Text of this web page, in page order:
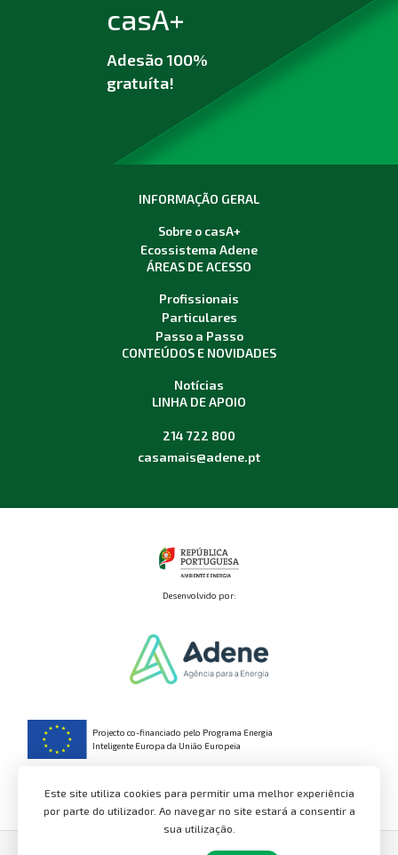
casA+
Adesão 100%
gratuíta!
INFORMAÇÃO GERAL
Sobre o casA+
Ecossistema Adene
ÁREAS DE ACESSO
Profissionais
Particulares
Passo a Passo
CONTEÚDOS E NOVIDADES
Notícias
LINHA DE APOIO
214 722 800
casamais@adene.pt
Desenvolvido por:
Projecto co-financiado pelo Programa Energia
Inteligente Europa da União Europeia
opinião da Comunidade Europeia. A Comissão Europeia não é responsável pela
utilização que possa ser feita da informação aqui apresentada
Este site utiliza cookies para permitir uma melhor experiência
por parte do utilizador. Ao navegar no site estará a consentir a
sua utilização.